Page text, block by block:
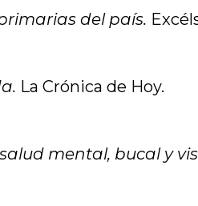
del país.
La Crónica de Hoy.
mental, bucal y